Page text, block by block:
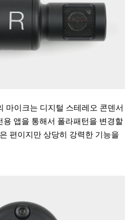
마이크는 디지털 스테레오 콘덴서
용 앱을 통해서 폴라패턴을 변경할
편이지만 상당히 강력한 기능을